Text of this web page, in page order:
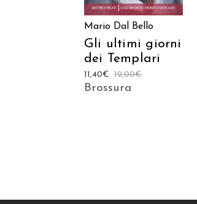
Mario Dal Bello
Gli ultimi giorni
dei Templari
12,00€
11,40€
Brossura